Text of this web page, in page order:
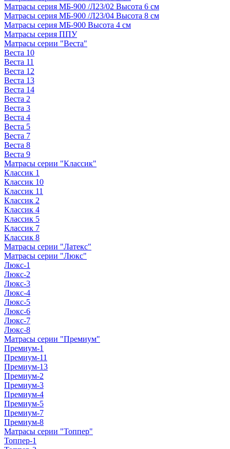
Матрасы серия МБ-900 /Л23/02 Высота 6 см
Матрасы серия МБ-900 /Л23/04 Высота 8 см
Матрасы серия МБ-900 Высота 4 см
Матрасы серия ППУ
Матрасы серии "Веста"
Веста 10
Веста 11
Веста 12
Веста 13
Веста 14
Веста 2
Веста 3
Веста 4
Веста 5
Веста 7
Веста 8
Веста 9
Матрасы серии "Классик"
Классик 1
Классик 10
Классик 11
Классик 2
Классик 4
Классик 5
Классик 7
Классик 8
Матрасы серии "Латекс"
Матрасы серии "Люкс"
Люкс-1
Люкс-2
Люкс-3
Люкс-4
Люкс-5
Люкс-6
Люкс-7
Люкс-8
Матрасы серии "Премиум"
Премиум-1
Премиум-11
Премиум-13
Премиум-2
Премиум-3
Премиум-4
Премиум-5
Премиум-7
Премиум-8
Матрасы серии "Топпер"
Топпер-1